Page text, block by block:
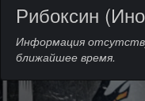
Рибоксин
Информация
ближайшее время.